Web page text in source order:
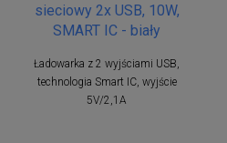
sieciowy 2x USB, 10W,
SMART IC - biały
Ładowarka z 2 wyjściami USB,
technologia Smart IC, wyjście
5V/2,1A